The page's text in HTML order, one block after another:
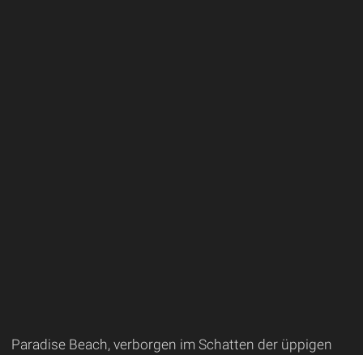
Paradise Beach, verborgen im Schatten der üppigen